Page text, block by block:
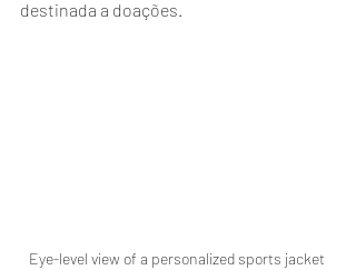
destinada a doações.
Eye-level view of a personalized sports jacket